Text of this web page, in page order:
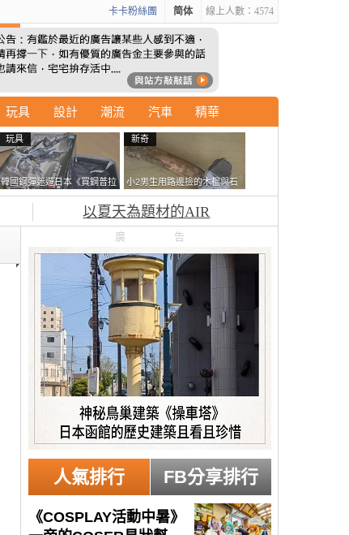
線上人數：4574
简体
卡卡粉絲團
玩具 設計 潮流 汽車 精華
玩具
韓國鋼彈迷遊日本《買鋼普拉
塞不進行李箱》網友們集思廣
新奇
小2男生用路邊撿的木棍與石
頭做成了《石斧》馬麻打開書
包嚇一跳怎麼會有這種東
西！？
以夏天為題材的AIR
廣告
人氣排行 FB分享排行